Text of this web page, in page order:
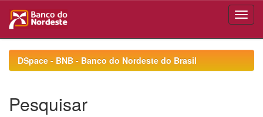
navigationDSpace - BNB - Banco do Nordeste do Brasil
Pesquisar